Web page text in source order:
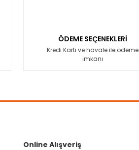
ÖDEME SEÇENEKLERİ
Kredi Kartı ve havale ile ödeme
imkanı
Online Alışveriş